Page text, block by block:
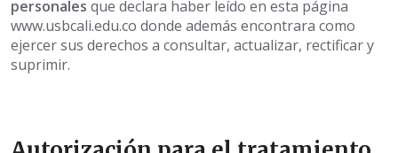
personales que declara haber leído en esta página
www.usbcali.edu.co donde además encontrara como
ejercer sus derechos a consultar, actualizar, rectificar y
suprimir.